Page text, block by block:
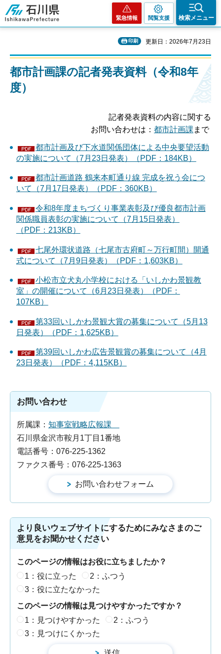
石川県
緊急情報 閲覧支援 検索メニュー
印刷 更新日：2026年7月23日
都市計画課の記者発表資料（令和8年
度）
記者発表資料の内容に関する
お問い合わせは： 都市計画課 まで
都市計画及び下水道関係団体による中央要望活動
の実施について（7月23日発表）（PDF：184KB）
都市計画道路 鶴来本町通り線 完成を祝う会につ
いて（7月17日発表）（PDF：360KB）
令和8年度まちづくり事業表彰及び優良都市計画
関係職員表彰の実施について（7月15日発表）
（PDF：213KB）
七尾外環状道路（七尾市古府町～万行町間）開通
式について（7月9日発表）（PDF：1,603KB）
小松市立犬丸小学校における「いしかわ景観教
室」の開催について（6月23日発表）（PDF：
107KB）
第33回いしかわ景観大賞の募集について（5月13
日発表）（PDF：1,625KB）
第39回いしかわ広告景観賞の募集について（4月
23日発表）（PDF：4,115KB）
お問い合わせ
所属課： 知事室戦略広報課
石川県金沢市鞍月1丁目1番地
電話番号：076-225-1362
ファクス番号：076-225-1363
より良いウェブサイトにするためにみなさまのご
意見をお聞かせください
このページの情報はお役に立ちましたか？
1：役に立った
2：ふつう
3：役に立たなかった
このページの情報は見つけやすかったですか？
1：見つけやすかった
2：ふつう
3：見つけにくかった